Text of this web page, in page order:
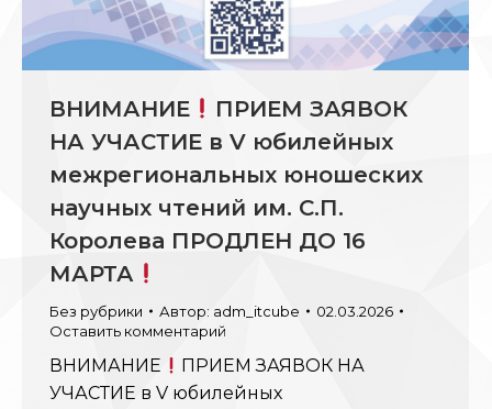
ВНИМАНИЕ
ПРИЕМ ЗАЯВОК
НА УЧАСТИЕ в V юбилейных
межрегиональных юношеских
научных чтений им. С.П.
Королева ПРОДЛЕН ДО 16
МАРТА
Без рубрики Автор: adm_itcube
02.03.2026
Оставить комментарий
ВНИМАНИЕ
ПРИЕМ ЗАЯВОК НА
УЧАСТИЕ в V юбилейных